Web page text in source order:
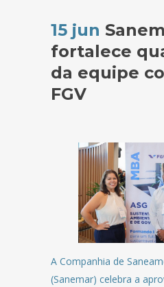
15 jun
fortalece
da equipe
FGV
A Companhia de
(Sanemar) celebra a